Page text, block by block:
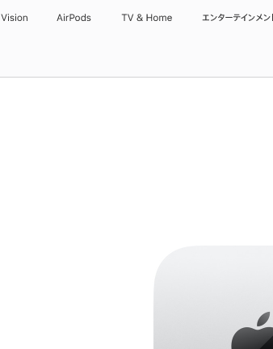
Vision AirPods TV & Home エンターテインメン